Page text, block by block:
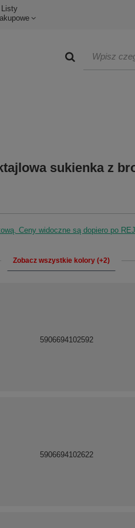
Listy
sukienka z
Ceny widoczne są dopiero po
Zobacz wszystkie kolory (+2)
5906694102622
5906694102592